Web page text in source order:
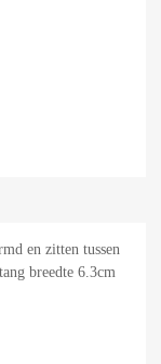
en zitten tussen
breedte 6.3cm